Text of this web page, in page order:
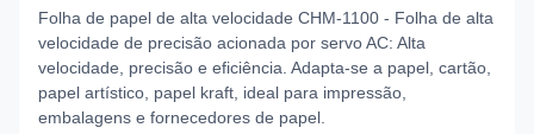
Folha de papel de alta velocidade CHM-1100 - Folha de alta
velocidade de precisão acionada por servo AC: Alta
velocidade, precisão e eficiência. Adapta-se a papel, cartão,
papel artístico, papel kraft, ideal para impressão,
embalagens e fornecedores de papel.